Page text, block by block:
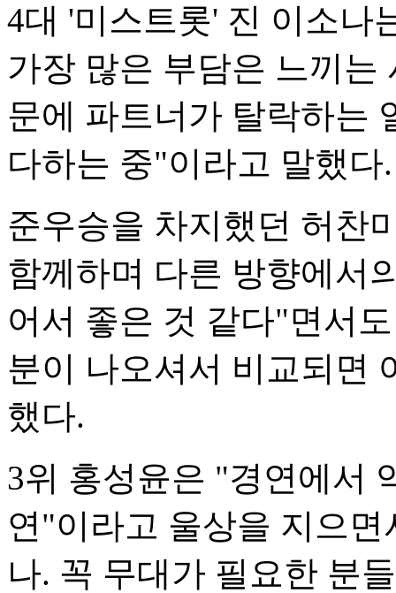
4대 '미스트롯' 진 이소나
가장 많은 부담은 느끼
문에 파트너가 탈락하는
다하는 중"이라고 말했다.
준우승을 차지했던 허찬
함께하며 다른 방향에서
어서 좋은 것 같다"면서
분이 나오셔서 비교되면
했다.
3위 홍성윤은 "경연에서
연"이라고 울상을 지으
나. 꼭 무대가 필요한 분